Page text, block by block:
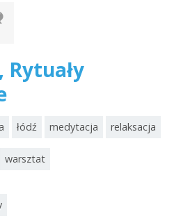
Rytuały
łódź medytacja relaksacja
warsztat